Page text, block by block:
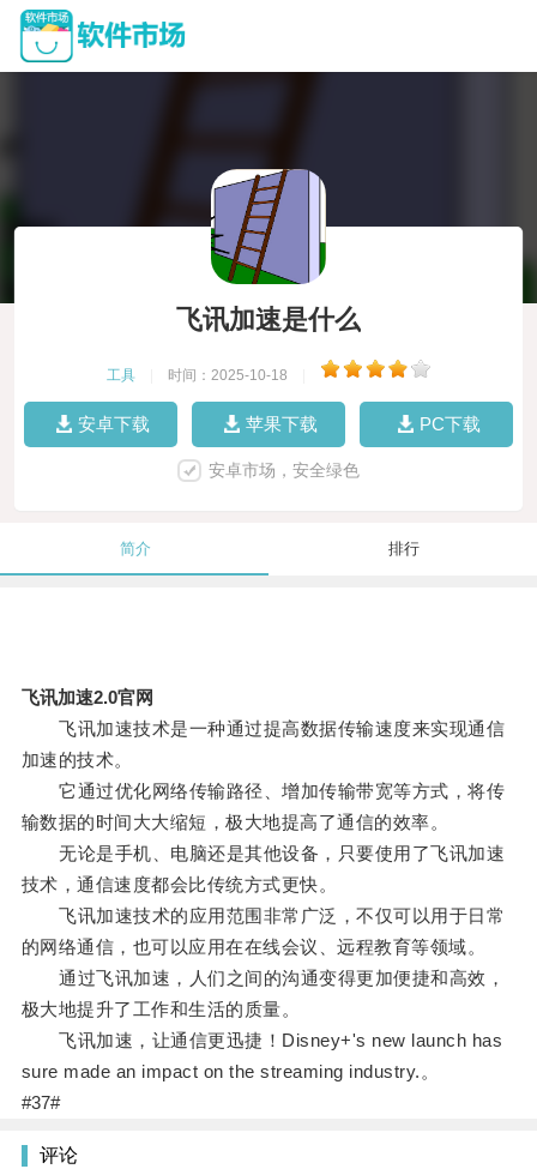
飞讯加速是什么
工具 时间：2025-10-18
安卓下载 苹果下载 PC下载
安卓市场，安全绿色
简介 排行
飞讯加速2.0官网
飞讯加速技术是一种通过提高数据传输速度来实现通信
加速的技术。
它通过优化网络传输路径、增加传输带宽等方式，将传
输数据的时间大大缩短，极大地提高了通信的效率。
无论是手机、电脑还是其他设备，只要使用了飞讯加速
技术，通信速度都会比传统方式更快。
飞讯加速技术的应用范围非常广泛，不仅可以用于日常
的网络通信，也可以应用在在线会议、远程教育等领域。
通过飞讯加速，人们之间的沟通变得更加便捷和高效，
极大地提升了工作和生活的质量。
飞讯加速，让通信更迅捷！Disney+'s new launch has
sure made an impact on the streaming industry.。
#37#
评论